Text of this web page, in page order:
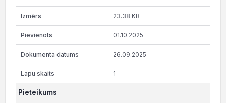
23.38 KB
01.10.2025
26.09.2025
1
Pieteikums